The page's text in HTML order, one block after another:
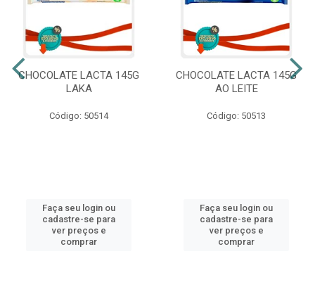
CHOCOLATE LACTA 145G
LAKA
Código: 50514
Faça seu login ou
cadastre-se para
ver preços e
comprar
CHOCOLATE LACTA 145G
AO LEITE
Código: 50513
Faça seu login ou
cadastre-se para
ver preços e
comprar